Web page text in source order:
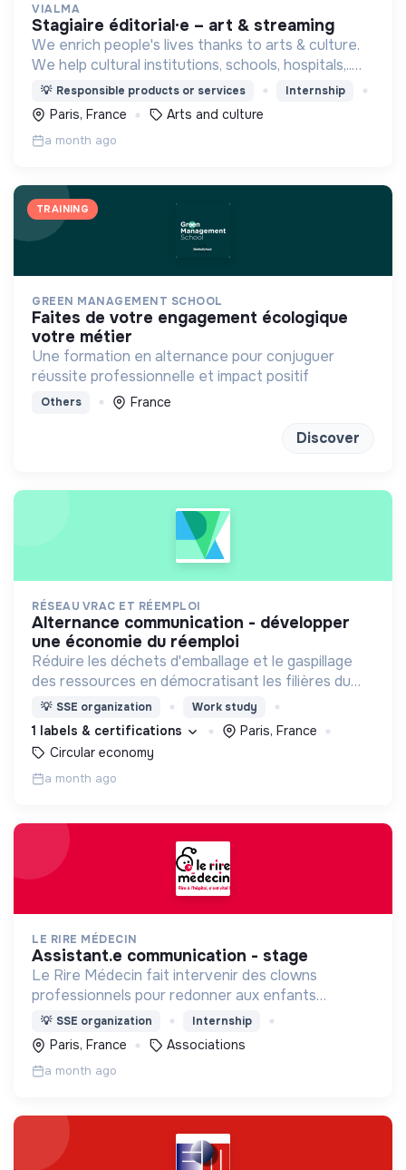
VIALMA
stagiaire éditorial·e – art & streaming
We enrich people's lives thanks to arts & culture.
We help cultural institutions, schools, hospitals,..
improve their audiences' well-being with curated
programmes available through streaming.
💡 Responsible products or services Internship
Paris, France Arts and culture
a month ago
TRAINING
GREEN MANAGEMENT SCHOOL
faites de votre engagement écologique
votre métier
Une formation en alternance pour conjuguer
réussite professionnelle et impact positif
Others France
Discover
RÉSEAU VRAC ET RÉEMPLOI
alternance communication - développer
une économie du réemploi
Réduire les déchets d'emballage et le gaspillage
des ressources en démocratisant les filières du
vrac et du réemploi, et en accompagnant les
professionnels à développer leur activité.
💡 SSE organization Work study
1 labels & certifications
Paris, France
Circular economy
a month ago
LE RIRE MÉDECIN
assistant.e communication - stage
Le Rire Médecin fait intervenir des clowns
professionnels pour redonner aux enfants
hospitalisés le pouvoir de rire pour affronter
l’anxiété, la douleur ; soutenir les familles et les
soignants
💡 SSE organization Internship
Paris, France Associations
a month ago